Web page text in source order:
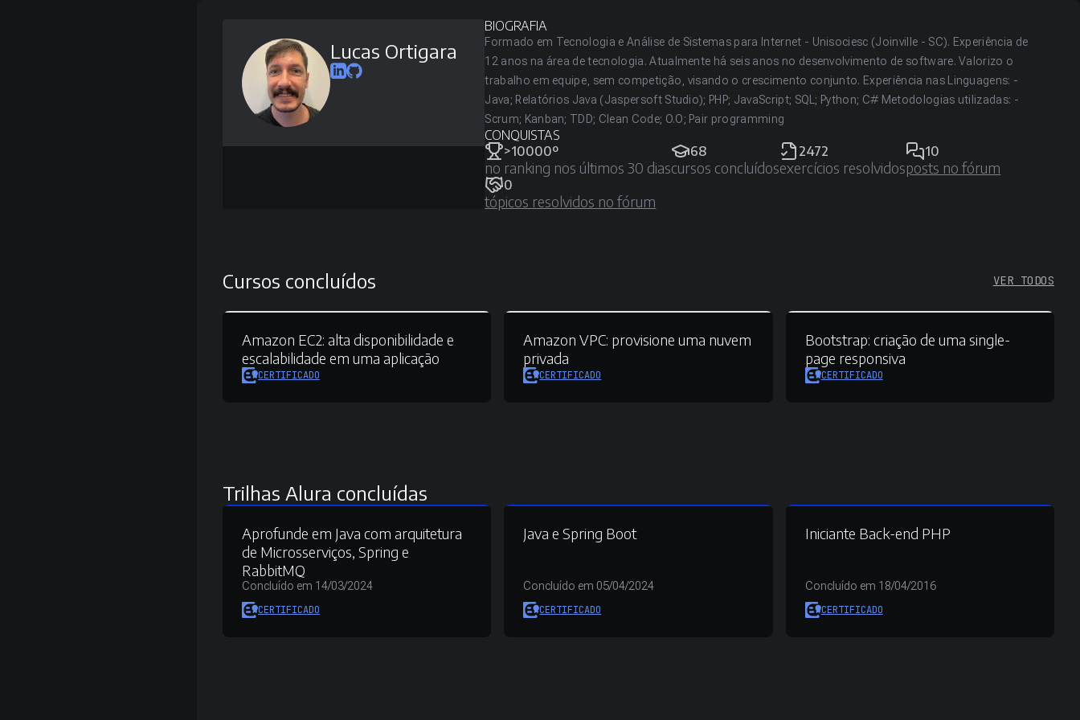
Lucas Ortigara
BIOGRAFIA
Formado em Tecnologia e Análise de Sistemas para Internet - Unisociesc (Joinville - SC). Experiência de
12 anos na área de tecnologia. Atualmente há seis anos no desenvolvimento de software. Valorizo o
trabalho em equipe, sem competição, visando o crescimento conjunto. Experiência nas Linguagens: -
Java; Relatórios Java (Jaspersoft Studio); PHP; JavaScript; SQL; Python; C# Metodologias utilizadas: -
Scrum; Kanban; TDD; Clean Code; O.O; Pair programming
CONQUISTAS
>10000º
no ranking nos últimos 30 dias
68
cursos concluídos
2472
exercícios resolvidos
10
posts no fórum
0
tópicos resolvidos no fórum
Cursos concluídos VER TODOS
Amazon EC2: alta disponibilidade e
escalabilidade em uma aplicação
CERTIFICADO
Amazon VPC: provisione uma nuvem
privada
CERTIFICADO
Bootstrap: criação de uma single-
page responsiva
CERTIFICADO
Trilhas Alura concluídas
Aprofunde em Java com arquitetura
de Microsserviços, Spring e
RabbitMQ
Concluído em 14/03/2024
CERTIFICADO
Java e Spring Boot
Concluído em 05/04/2024
CERTIFICADO
Iniciante Back-end PHP
Concluído em 18/04/2016
CERTIFICADO